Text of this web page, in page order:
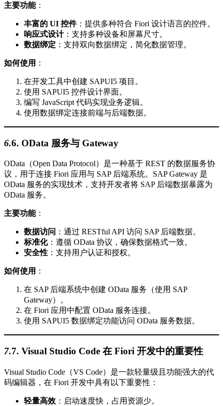
主要功能：
丰富的 UI 控件：提供多种符合 Fiori 设计语言的控件。
响应式设计：支持多种设备和屏幕尺寸。
数据绑定 ：支持双向数据绑定，简化数据管理。
如何使用 ：
在开发工具中创建 SAPUI5 项目。
使用 SAPUI5 控件设计界面。
编写 JavaScript 代码实现业务逻辑。
使用数据绑定连接前端与后端数据。
6.6. OData 服务与 Gateway
OData（Open Data Protocol）是一种基于 REST 的数据服务协
议，用于连接 Fiori 应用与 SAP 后端系统。SAP Gateway 是
OData 服务的实现技术，支持开发者将 SAP 后端数据暴露为
OData 服务。
主要功能：
数据访问 ：通过 RESTful API 访问 SAP 后端数据。
标准化：遵循 OData 协议，确保数据格式一致。
安全性 ：支持用户认证和授权。
如何使用 ：
在 SAP 后端系统中创建 OData 服务（使用 SAP
Gateway）。
在 Fiori 应用中配置 OData 服务连接。
使用 SAPUI5 数据绑定功能访问 OData 服务数据。
7.7. Visual Studio Code 在 Fiori 开发中的重要性
Visual Studio Code（VS Code）是一款轻量级且功能强大的代
码编辑器，在 Fiori 开发中具有以下重要性：
轻量高效 ：启动速度快，占用资源少。